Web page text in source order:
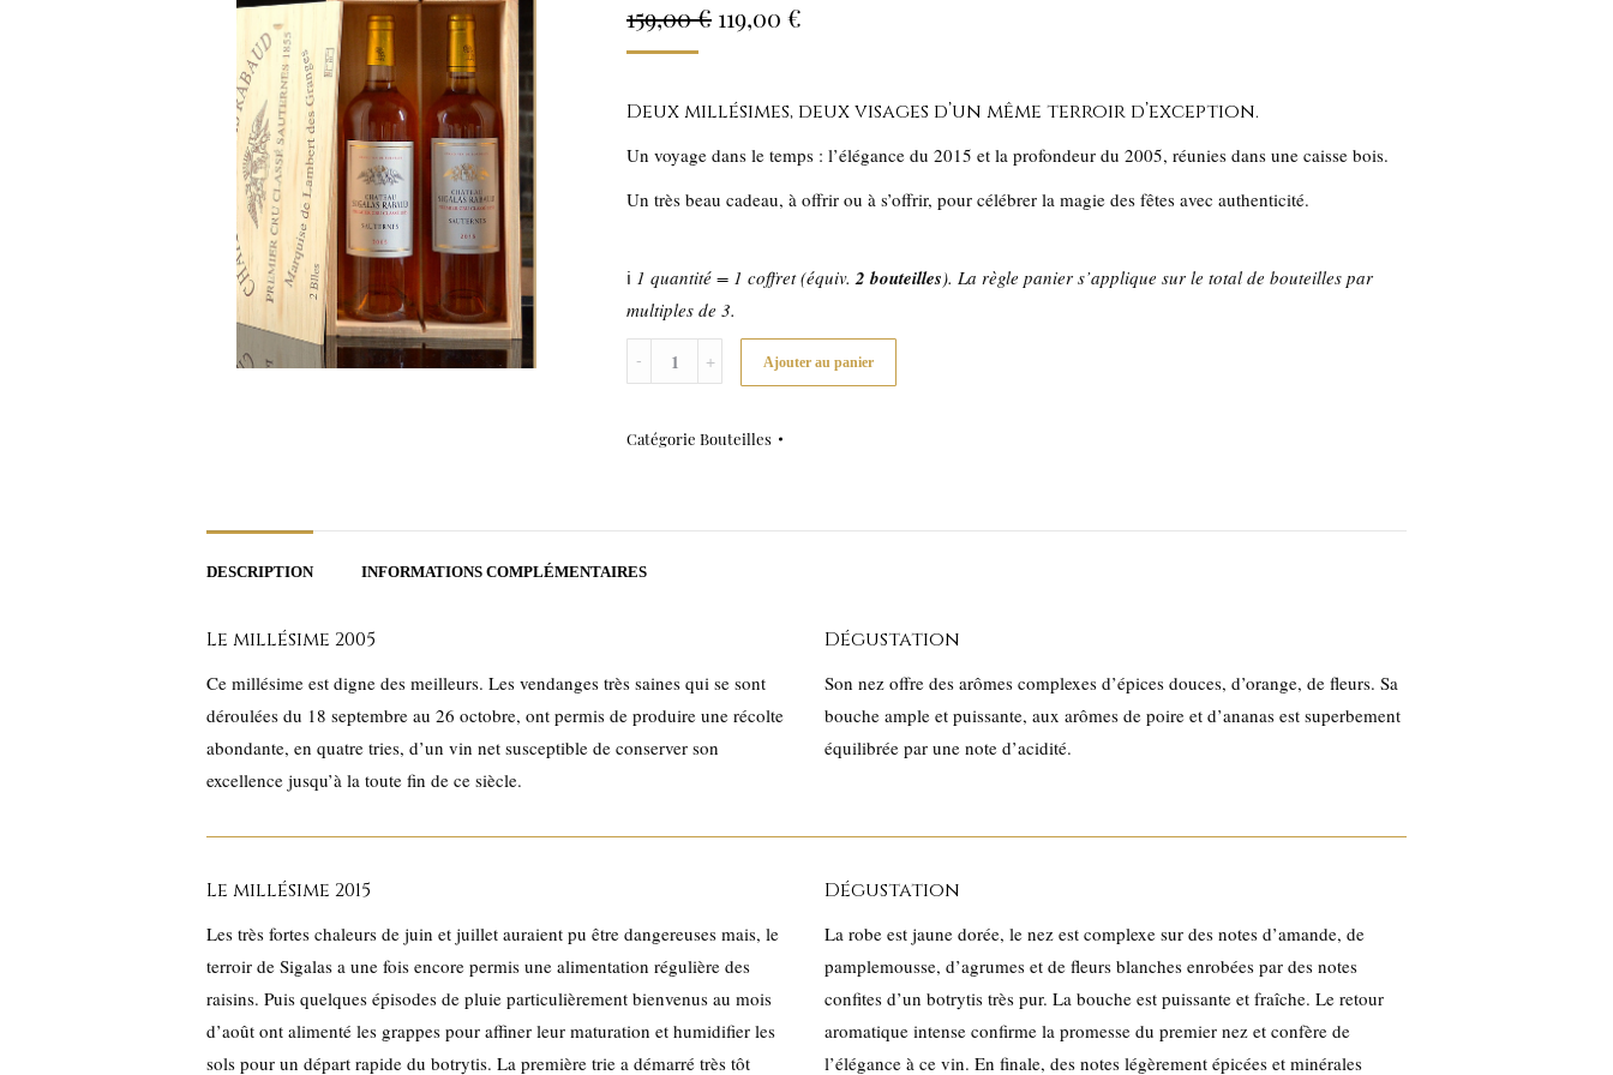
159,00€ Le
était :
159,00 €.
119,00 €
est :
119,00 €.
Deux millésimes, deux visages d’un même terroir d’exception.
Un voyage dans le temps : l’élégance du 2015 et la profondeur du 2005, réunies dans une caisse bois.
Un très beau cadeau, à offrir ou à s’offrir, pour célébrer la magie des fêtes avec authenticité.
ℹ️ 1 quantité = 1 coffret (équiv.2 bouteilles). La règle panier s’applique sur le total de bouteilles par
multiples de 3.
Quantité Ajouter au panier
Catégorie Bouteilles
DESCRIPTION INFORMATIONS COMPLÉMENTAIRES
Le millésime 2005
Ce millésime est digne des meilleurs. Les vendanges très saines qui se sont
déroulées du 18 septembre au 26 octobre, ont permis de produire une récolte
abondante, en quatre tries, d’un vin net susceptible de conserver son
excellence jusqu’à la toute fin de ce siècle.
Dégustation
Son nez offre des arômes complexes d’épices douces, d’orange, de fleurs. Sa
bouche ample et puissante, aux arômes de poire et d’ananas est superbement
équilibrée par une note d’acidité.
Le millésime 2015
Les très fortes chaleurs de juin et juillet auraient pu être dangereuses mais, le
terroir de Sigalas a une fois encore permis une alimentation régulière des
raisins. Puis quelques épisodes de pluie particulièrement bienvenus au mois
d’août ont alimenté les grappes pour affiner leur maturation et humidifier les
sols pour un départ rapide du botrytis. La première trie a démarré très tôt
Dégustation
La robe est jaune dorée, le nez est complexe sur des notes d’amande, de
pamplemousse, d’agrumes et de fleurs blanches enrobées par des notes
confites d’un botrytis très pur. La bouche est puissante et fraîche. Le retour
aromatique intense confirme la promesse du premier nez et confère de
l’élégance à ce vin. En finale, des notes légèrement épicées et minérales